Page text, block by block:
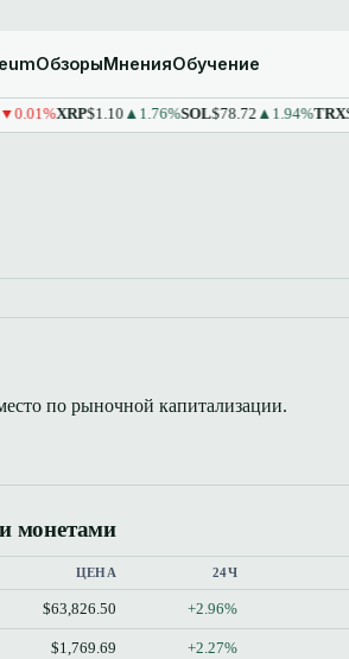
ОбзорыМненияОбучение
XRP$1.10▲1.76%SOL$78.72▲1.94%TRX
по рыночной капитализации.
монетами
ЦЕНА 24Ч
$63,826.50 +2.96%
$1,769.69 +2.27%